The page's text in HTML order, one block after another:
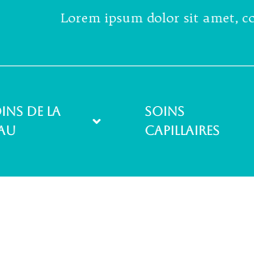
Lorem ipsum dolor sit amet,
de la
Soins
capillaires